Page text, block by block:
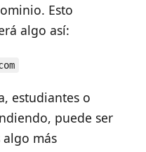
Esto
algo así:
estudiantes o
puede ser
algo más